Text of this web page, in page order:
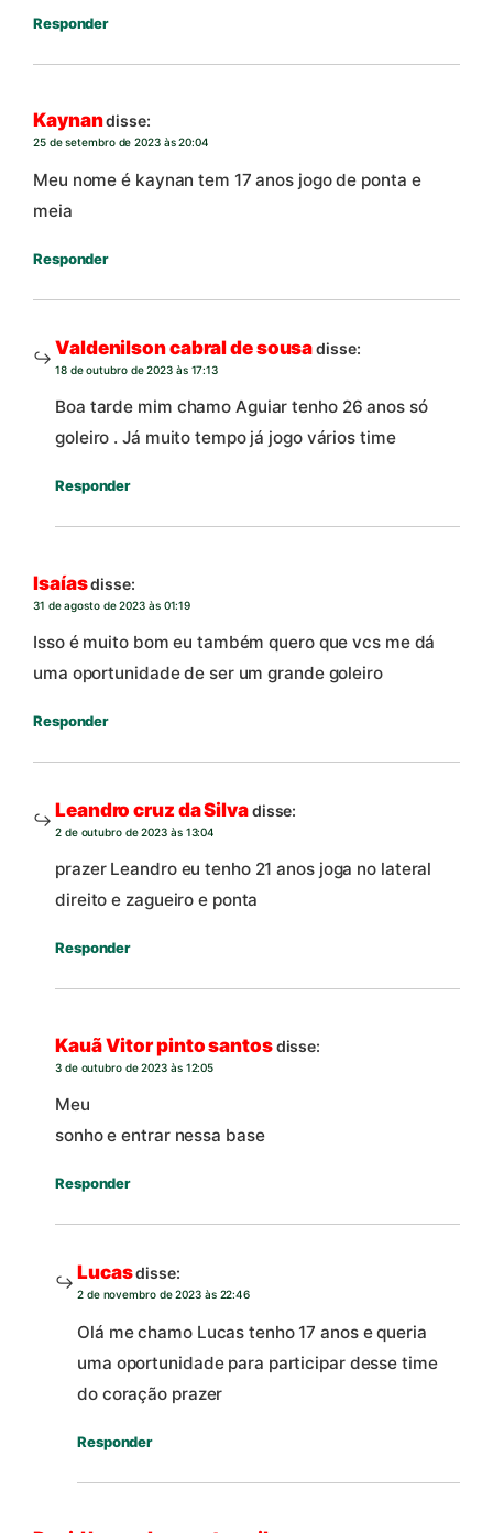
Responder
Kaynandisse:
25 de setembro de 2023 às 20:04
Meu nome é kaynan tem 17 anos jogo de ponta e
meia
Responder
Valdenilson cabral de sousadisse:
18 de outubro de 2023 às 17:13
Boa tarde mim chamo Aguiar tenho 26 anos só
goleiro . Já muito tempo já jogo vários time
Responder
Isaíasdisse:
31 de agosto de 2023 às 01:19
Isso é muito bom eu também quero que vcs me dá
uma oportunidade de ser um grande goleiro
Responder
Leandro cruz da Silvadisse:
2 de outubro de 2023 às 13:04
prazer Leandro eu tenho 21 anos joga no lateral
direito e zagueiro e ponta
Responder
Kauã Vitor pinto santosdisse:
3 de outubro de 2023 às 12:05
Meu
sonho e entrar nessa base
Responder
Lucasdisse:
2 de novembro de 2023 às 22:46
Olá me chamo Lucas tenho 17 anos e queria
uma oportunidade para participar desse time
do coração prazer
Responder